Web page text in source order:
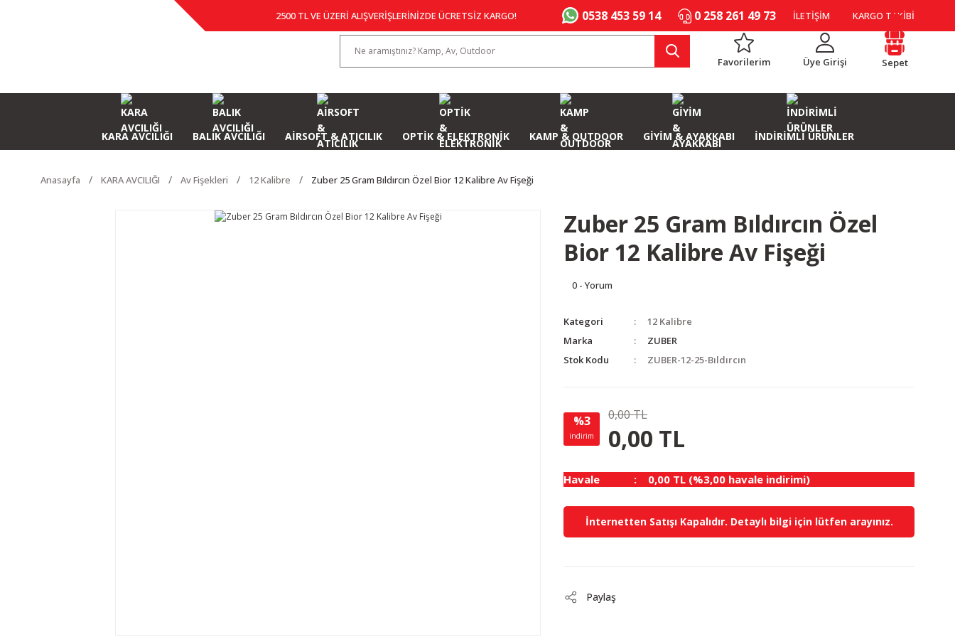
2500 TL VE ÜZERİ ALIŞVERİŞLERİNİZDE ÜCRETSİZ KARGO! 0538 453 59 14 0 258 261 49 73 İLETİŞİM KARGO TAKİBİ
Favorilerim Üye Girişi Sepet
KARA AVCILIĞI BALIK AVCILIĞI AİRSOFT & ATICILIK OPTİK & ELEKTRONİK KAMP & OUTDOOR GİYİM & AYAKKABI İNDİRİMLİ ÜRÜNLER
Anasayfa KARA AVCILIĞI Av Fişekleri 12 Kalibre Zuber 25 Gram Bıldırcın Özel Bior 12 Kalibre Av Fişeği
Zuber 25 Gram Bıldırcın Özel
Bior 12 Kalibre Av Fişeği
0 - Yorum
Kategori
12 Kalibre
Marka
ZUBER
Stok Kodu
ZUBER-12-25-Bıldırcın
%3
indirim
0,00 TL
0,00 TL
Havale 0,00 TL (%3,00 havale indirimi)
İnternetten Satışı Kapalıdır. Detaylı bilgi için lütfen arayınız.
Paylaş